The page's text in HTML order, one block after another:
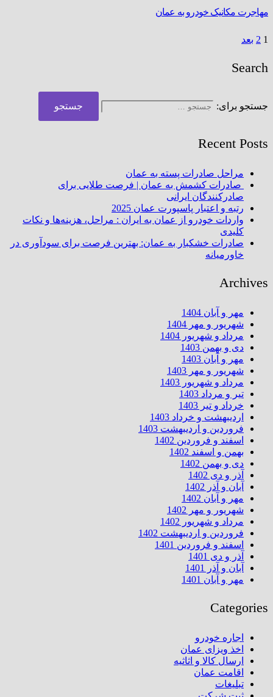
مهاجرت مکانیک خودرو به عمان
1
2 بعد
Search
جستجو برای:
Recent Posts
مراحل صادرات پسته به عمان
صادرات کشمش به عمان | فرصت طلایی برای
صادرکنندگان ایرانی
رتبه و اعتبار پاسپورت عمان 2025
واردات خودرو از عمان به ایران : مراحل، هزینه‌ها و نکات
کلیدی
صادرات خشکبار به عمان: بهترین فرصت برای سودآوری در
خاورمیانه
Archives
مهر و آبان 1404
شهریور و مهر 1404
مرداد و شهریور 1404
دی و بهمن 1403
مهر و آبان 1403
شهریور و مهر 1403
مرداد و شهریور 1403
تیر و مرداد 1403
خرداد و تیر 1403
اردیبهشت و خرداد 1403
فروردین و اردیبهشت 1403
اسفند و فروردین 1402
بهمن و اسفند 1402
دی و بهمن 1402
آذر و دی 1402
آبان و آذر 1402
مهر و آبان 1402
شهریور و مهر 1402
مرداد و شهریور 1402
فروردین و اردیبهشت 1402
اسفند و فروردین 1401
آذر و دی 1401
آبان و آذر 1401
مهر و آبان 1401
Categories
اجاره خودرو
اخذ ویزای عمان
ارسال کالا و اثاثیه
اقامت عمان
تبلیغات